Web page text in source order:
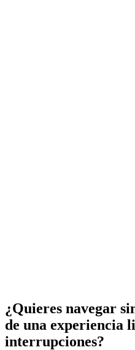
¿Quieres navegar
de una experiencia
interrupciones?